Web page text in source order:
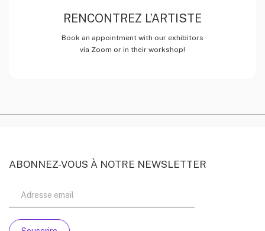
RENCONTREZ L’ARTISTE
Book an appointment with our exhibitors
via Zoom or in their workshop!
ABONNEZ-VOUS À NOTRE NEWSLETTER